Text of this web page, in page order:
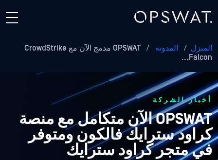
المنزل / المدونة /
OPSWAT مدمج الآن مع CrowdStrike
Falcon...
أخبار الشركة
OPSWAT الآن متكامل مع منصة
كراود سترايك فالكون ومتوفر
في متجر كراود سترايك